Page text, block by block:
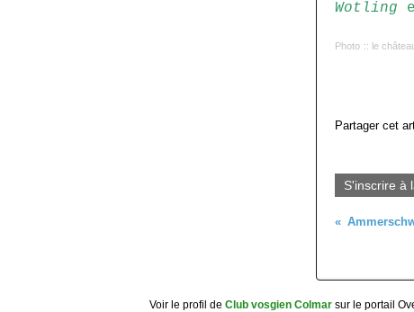
Wotling
Photo :: le
Partager cet
S'inscrire à
Voir le profil de Club vosgien Colmar sur le portail